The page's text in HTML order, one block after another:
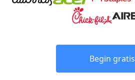
Begin gratis